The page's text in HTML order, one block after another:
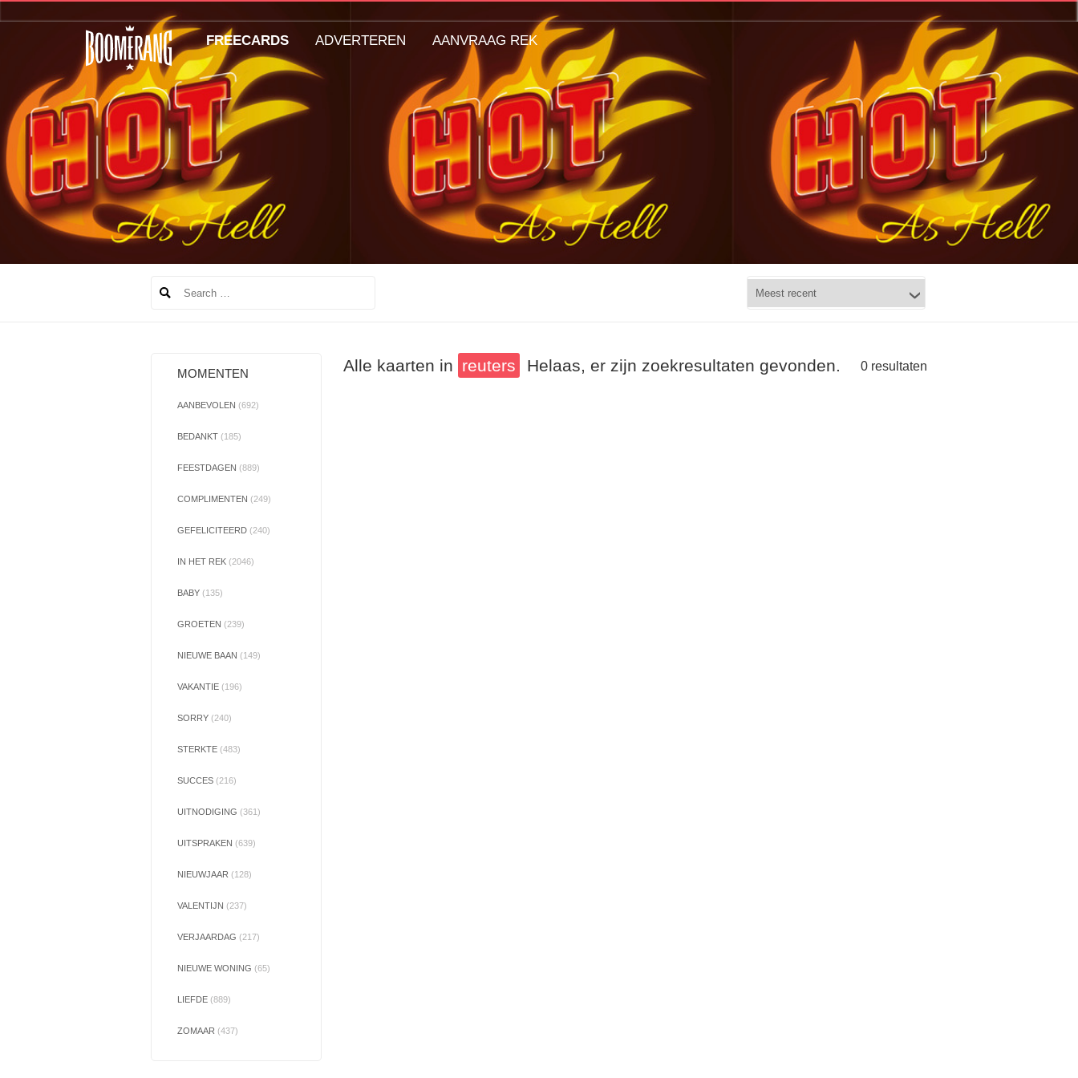
MOMENTEN
AANBEVOLEN (692)
BEDANKT (185)
FEESTDAGEN (889)
COMPLIMENTEN (249)
GEFELICITEERD (240)
IN HET REK (2046)
BABY (135)
GROETEN (239)
NIEUWE BAAN (149)
VAKANTIE (196)
SORRY (240)
STERKTE (483)
SUCCES (216)
UITNODIGING (361)
UITSPRAKEN (639)
NIEUWJAAR (128)
VALENTIJN (237)
VERJAARDAG (217)
NIEUWE WONING (65)
LIEFDE (889)
ZOMAAR (437)
Alle kaarten in reuters 0 resultaten
Helaas, er zijn zoekresultaten gevonden.
FREECARDS ADVERTEREN AANVRAAG REK